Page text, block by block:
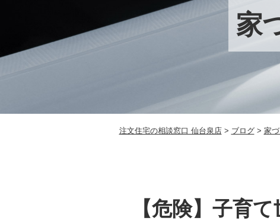
家
注文住宅の相談窓口 仙台泉店> ブログ> 家
【危険】子育